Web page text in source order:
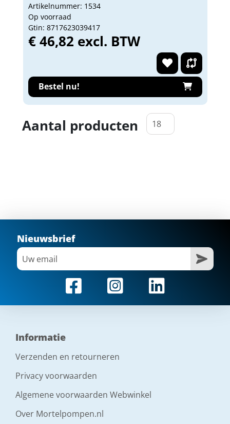
Artikelnummer: 1534
Op voorraad
Gtin: 8717623039417
€ 46,82 excl. BTW
Bestel nu!
Aantal producten
Nieuwsbrief
Informatie
Verzenden en retourneren
Privacy voorwaarden
Algemene voorwaarden Webwinkel
Over Mortelpompen.nl